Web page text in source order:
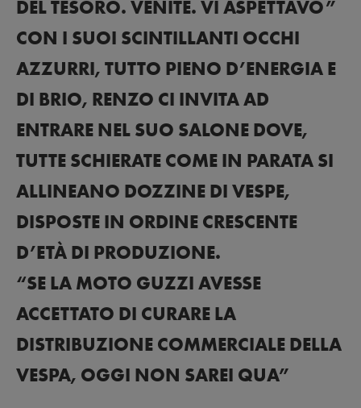
DEL TESORO. VENITE. VI ASPETTAVO”
CON I SUOI SCINTILLANTI OCCHI
AZZURRI, TUTTO PIENO D’ENERGIA E
DI BRIO, RENZO CI INVITA AD
ENTRARE NEL SUO SALONE DOVE,
TUTTE SCHIERATE COME IN PARATA SI
ALLINEANO DOZZINE DI VESPE,
DISPOSTE IN ORDINE CRESCENTE
D’ETÀ DI PRODUZIONE.
“SE LA MOTO GUZZI AVESSE
ACCETTATO DI CURARE LA
DISTRIBUZIONE COMMERCIALE DELLA
VESPA, OGGI NON SAREI QUA”